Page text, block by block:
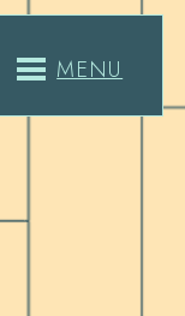
MENU